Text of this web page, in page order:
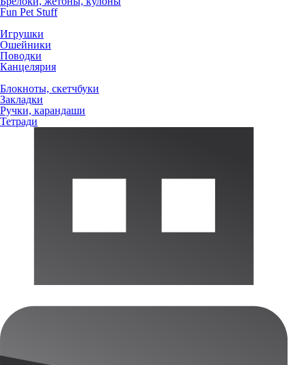
Fun Pet Stuff
Игрушки
Ошейники
Поводки
Канцелярия
Блокноты, скетчбуки
Закладки
Ручки, карандаши
Тетради